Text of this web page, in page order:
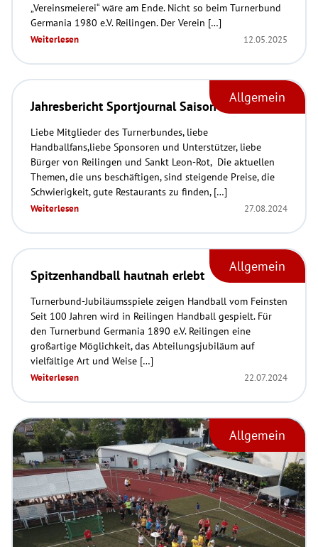
„Vereinsmeierei“ wäre am Ende. Nicht so beim Turnerbund
Germania 1980 e.V. Reilingen. Der Verein […]
Weiterlesen 12.05.2025
Allgemein
Jahresbericht Sportjournal Saison 2024-25
Liebe Mitglieder des Turnerbundes, liebe
Handballfans,liebe Sponsoren und Unterstützer, liebe
Bürger von Reilingen und Sankt Leon-Rot, Die aktuellen
Themen, die uns beschäftigen, sind steigende Preise, die
Schwierigkeit, gute Restaurants zu finden, […]
Weiterlesen 27.08.2024
Allgemein
Spitzenhandball hautnah erlebt
Turnerbund-Jubiläumsspiele zeigen Handball vom Feinsten
Seit 100 Jahren wird in Reilingen Handball gespielt. Für
den Turnerbund Germania 1890 e.V. Reilingen eine
großartige Möglichkeit, das Abteilungsjubiläum auf
vielfältige Art und Weise […]
Weiterlesen 22.07.2024
Allgemein